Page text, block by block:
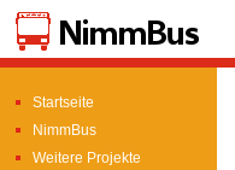
Startseite
NimmBus
Weitere Projekte